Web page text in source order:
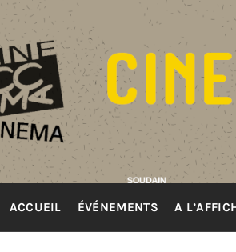
ACCUEIL ÉVÉNEMENTS A